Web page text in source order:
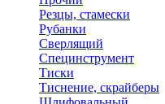
Резцы, стамески
Рубанки
Сверлящий
Специнструмент
Тиски
Тиснение, скрайберы